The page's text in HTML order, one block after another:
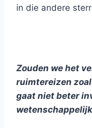
in die andere
Zouden we het
ruimtereizen
gaat niet beter